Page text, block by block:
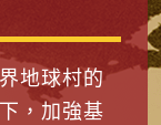
地球村的
，加強基